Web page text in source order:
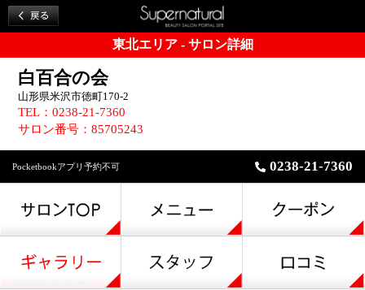
東北エリア - サロン詳細
白百合の会
山形県米沢市徳町170-2
TEL：0238-21-7360
サロン番号：85705243
Pocketbookアプリ予約不可 0238-21-7360